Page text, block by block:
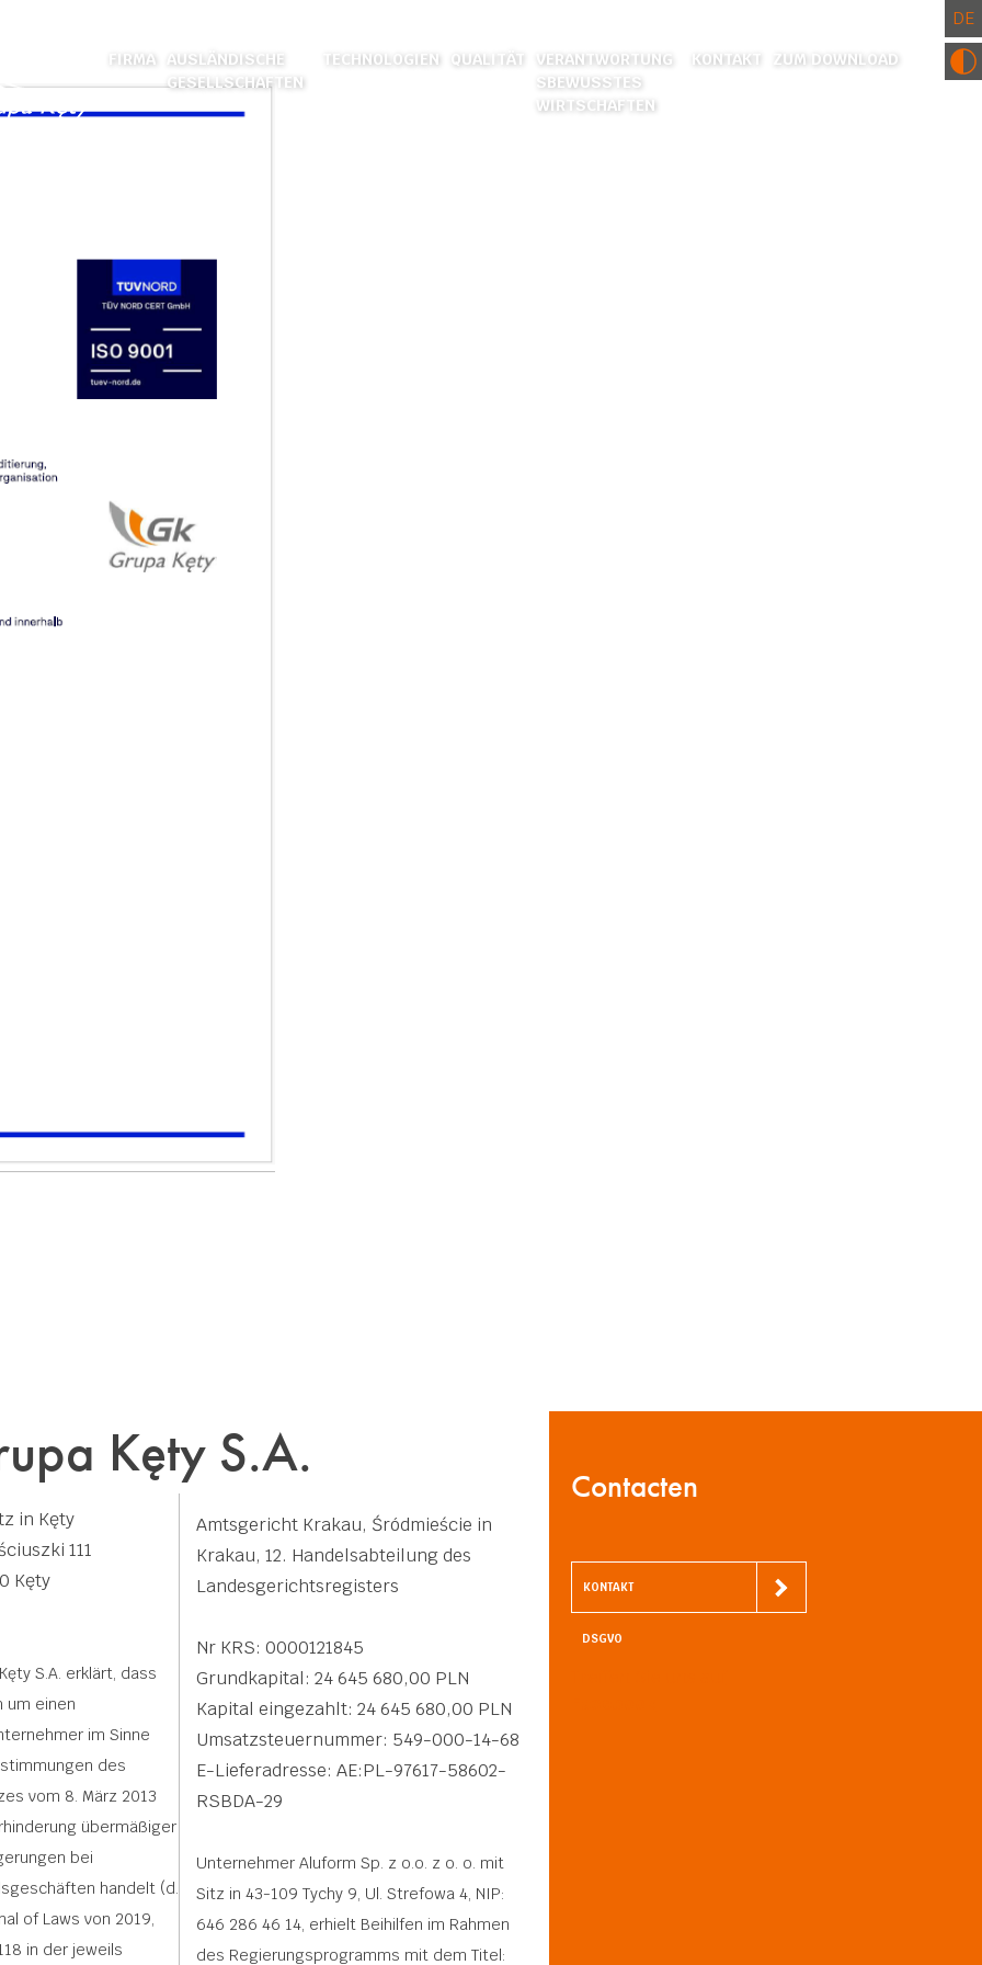
FIRMA
KARRIERE
ZAHLEN
AUSLÄNDISCHE
GESELLSCHAFTEN
TECHNOLOGIEN QUALITÄT
VERANTWORTUNG
SBEWUSSTES
WIRTSCHAFTEN
KONTAKT ZUM DOWNLOAD
Kęty S.A.
in Kęty
111
Kęty
S.A. erklärt, dass
um einen
im Sinne
des
vom 8. März 2013
übermäßiger
bei
handelt (d.
of Laws von 2019,
in der jeweils
Amtsgericht Krakau, Śródmieście in
Krakau, 12. Handelsabteilung des
Landesgerichtsregisters
Nr KRS: 0000121845
Grundkapital: 24 645 680,00 PLN
Kapital eingezahlt: 24 645 680,00 PLN
Umsatzsteuernummer: 549-000-14-68
E-Lieferadresse: AE:PL-97617-58602-
RSBDA-29
Unternehmer Aluform Sp. z o.o. z o. o. mit
Sitz in 43-109 Tychy 9, Ul. Strefowa 4, NIP:
646 286 46 14, erhielt Beihilfen im Rahmen
des Regierungsprogramms mit dem Titel:
Contacten
KONTAKT
DSGVO